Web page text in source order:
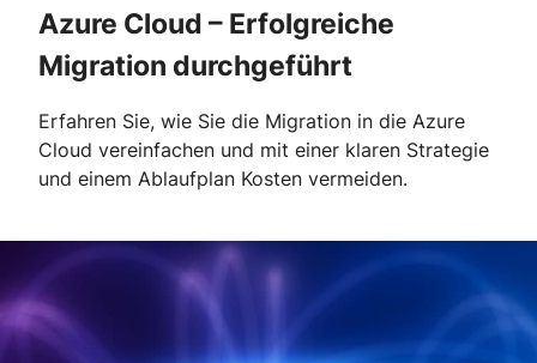
Azure Cloud – Erfolgreiche
Migration durchgeführt
Erfahren Sie, wie Sie die Migration in die Azure
Cloud vereinfachen und mit einer klaren Strategie
und einem Ablaufplan Kosten vermeiden.